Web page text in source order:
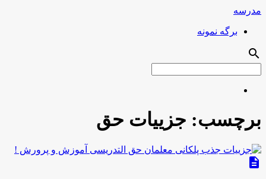
مدرسه
برگه نمونه
search
برچسب: جزییات حق
description